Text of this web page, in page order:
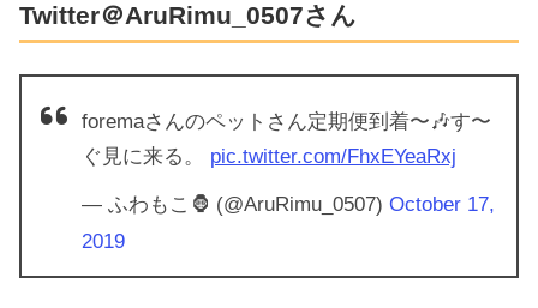
Twitter＠AruRimu_0507さん
foremaさんのペットさん定期便到着〜🎶す〜
ぐ見に来る。 pic.twitter.com/FhxEYeaRxj
— ふわもこ🦍 (@AruRimu_0507) October 17,
2019